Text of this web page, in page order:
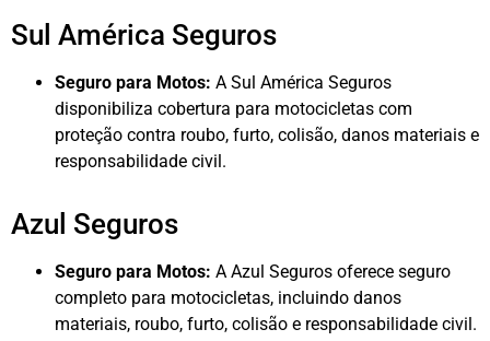
Sul América Seguros
Seguro para Motos: A Sul América Seguros
disponibiliza cobertura para motocicletas com
proteção contra roubo, furto, colisão, danos materiais e
responsabilidade civil.
Azul Seguros
Seguro para Motos: A Azul Seguros oferece seguro
completo para motocicletas, incluindo danos
materiais, roubo, furto, colisão e responsabilidade civil.